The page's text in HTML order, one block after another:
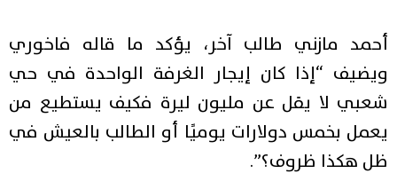
أحمد مازني طالب آخر، يؤكد ما قاله فاخوري
ويضيف “إذا كان إيجار الغرفة الواحدة في حي
شعبي لا يقل عن مليون ليرة فكيف يستطيع من
يعمل بخمس دولارات يوميًا أو الطالب بالعيش في
ظل هكذا ظروف؟”.